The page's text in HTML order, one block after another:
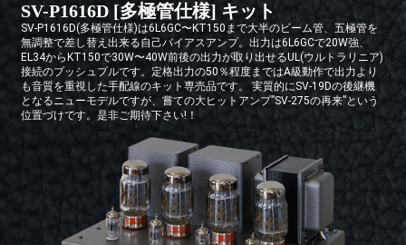
SV-P1616D [多極管仕様] キット
SV-P1616D(多極管仕様)は6L6GC〜KT150まで大半のビーム管、五極管を
無調整で差し替え出来る自己バイアスアンプ。出力は6L6GCで20W強、
EL34からKT150で30W〜40W前後の出力が取り出せるUL(ウルトラリニア)
接続のプッシュプルです。定格出力の50％程度まではA級動作で出力より
も音質を重視した手配線のキット専売品です。 実質的にSV-19Dの後継機
となるニューモデルですが、嘗ての大ヒットアンプ”SV-275の再来”という
位置づけです。是非ご期待下さい!！